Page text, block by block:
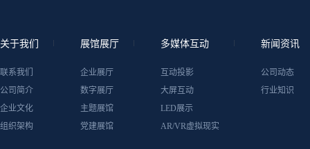
关于我们
联系我们
公司简介
企业文化
组织架构
展馆展厅
企业展厅
数字展厅
主题展馆
党建展馆
多媒体互动
互动投影
大屏互动
LED展示
AR/VR虚拟现实
新闻资讯
公司动态
行业知识